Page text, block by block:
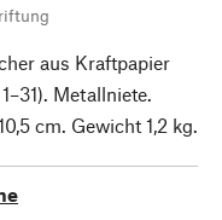
aus Kraftpapier
Metallniete.
cm. Gewicht 1,2 kg.